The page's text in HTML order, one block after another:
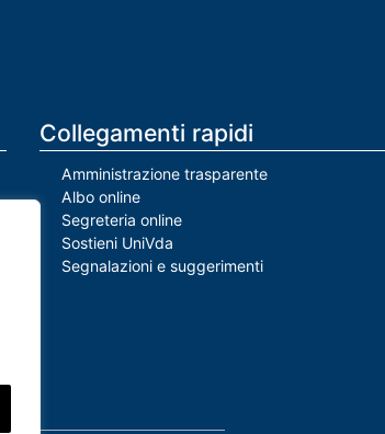
Collegamenti rapidi
Amministrazione trasparente
Albo online
Segreteria online
Sostieni UniVda
Segnalazioni e suggerimenti